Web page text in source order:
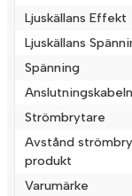
Ja, ni får
Ljuskällans Effekt
Ljuskällans
Spänning
Strömbrytare
Avstånd
produkt
Varumärke